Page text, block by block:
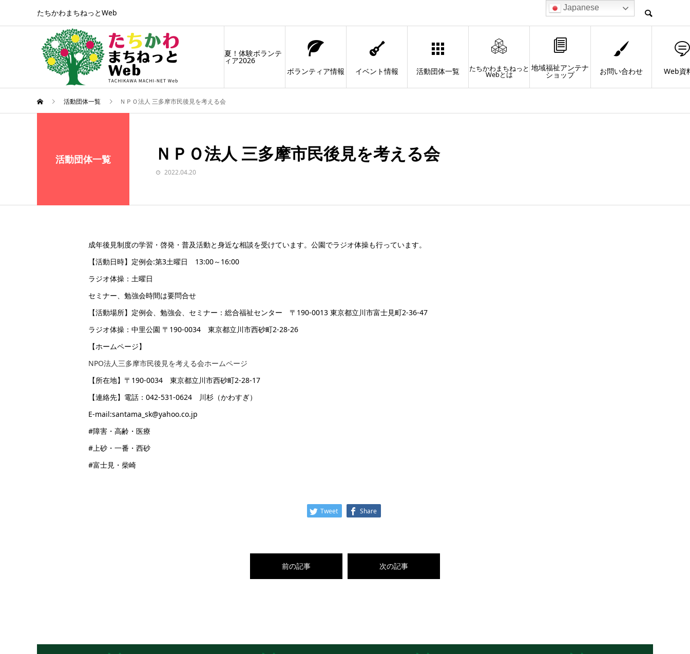
たちかわまちねっとWeb
夏！体験ボランテ
ィア2026
ボランティア情報
イベント情報 活動団体一覧 たちかわまちねっと
Webとは
地域福祉アンテナ
ショップ お問い合わせ Web資
活動団体一覧 ＮＰＯ法人 三多摩市民後見を考える会
活動団体一覧 ＮＰＯ法人 三多摩市民後見を考える会
2022.04.20
成年後見制度の学習・啓発・普及活動と身近な相談を受けています。公園でラジオ体操も行っています。
【活動日時】定例会:第3土曜日 13:00～16:00
ラジオ体操：土曜日
セミナー、勉強会時間は要問合せ
【活動場所】定例会、勉強会、セミナー：総合福祉センター 〒190-0013 東京都立川市富士見町2-36-47
ラジオ体操：中里公園 〒190-0034 東京都立川市西砂町2-28-26
【ホームページ】
NPO法人三多摩市民後見を考える会ホームページ
【所在地】〒190-0034 東京都立川市西砂町2-28-17
【連絡先】電話：042-531-0624 川杉（かわすぎ）
E-mail:santama_sk@yahoo.co.jp
#障害・高齢・医療
#上砂・一番・西砂
#富士見・柴崎
Tweet Share
前の記事 次の記事
Japanese